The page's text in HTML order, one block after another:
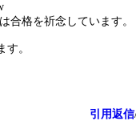
合格を祈念しています。
。
引用返信